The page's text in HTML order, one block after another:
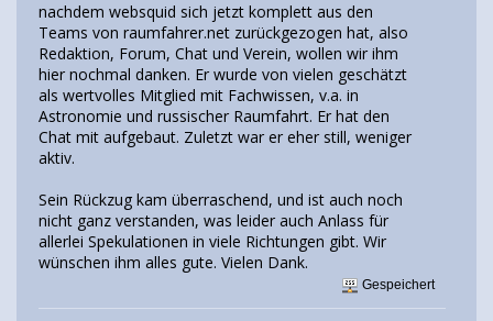
nachdem websquid sich jetzt komplett aus den
Teams von raumfahrer.net zurückgezogen hat, also
Redaktion, Forum, Chat und Verein, wollen wir ihm
hier nochmal danken. Er wurde von vielen geschätzt
als wertvolles Mitglied mit Fachwissen, v.a. in
Astronomie und russischer Raumfahrt. Er hat den
Chat mit aufgebaut. Zuletzt war er eher still, weniger
aktiv.
Sein Rückzug kam überraschend, und ist auch noch
nicht ganz verstanden, was leider auch Anlass für
allerlei Spekulationen in viele Richtungen gibt. Wir
wünschen ihm alles gute. Vielen Dank.
Gespeichert